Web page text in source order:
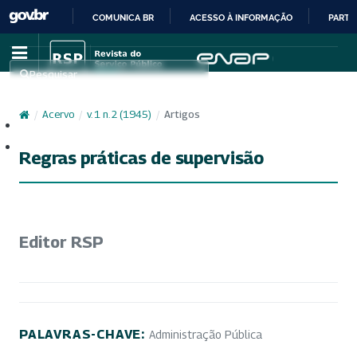
IR
PARA
CONTEÚDO
COMUNICA BR ACESSO À INFORMAÇÃO
Pesquisar
/ Acervo / v. 1 n. 2 (1945) / Artigos
Regras práticas de supervisão
Editor RSP
PALAVRAS-CHAVE: Administração Pública